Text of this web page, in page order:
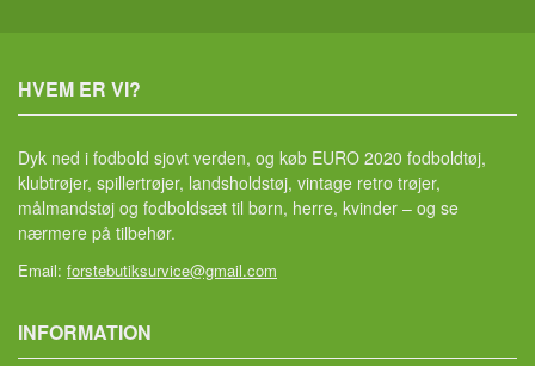
HVEM ER VI?
Dyk ned i fodbold sjovt verden, og køb EURO 2020 fodboldtøj,
klubtrøjer, spillertrøjer, landsholdstøj, vintage retro trøjer,
målmandstøj og fodboldsæt til børn, herre, kvinder – og se
nærmere på tilbehør.
Email: forstebutiksurvice@gmail.com
INFORMATION